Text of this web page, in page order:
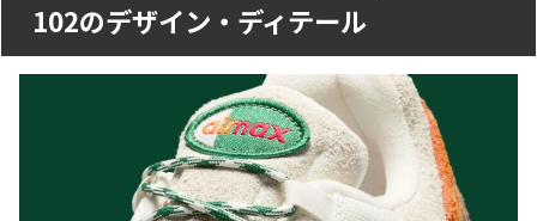
102のデザイン・ディテール